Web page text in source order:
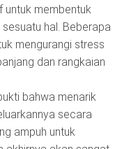
untuk membentuk
hal. Beberapa
mengurangi stress
dan rangkaian
bahwa menarik
secara
ampuh untuk